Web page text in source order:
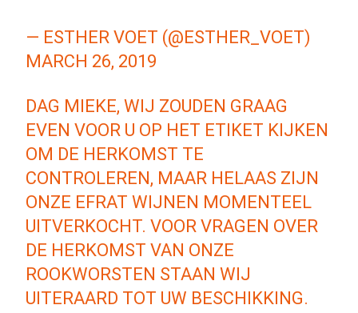
— ESTHER VOET (@ESTHER_VOET)
MARCH 26, 2019
DAG MIEKE, WIJ ZOUDEN GRAAG
EVEN VOOR U OP HET ETIKET KIJKEN
OM DE HERKOMST TE
CONTROLEREN, MAAR HELAAS ZIJN
ONZE EFRAT WIJNEN MOMENTEEL
UITVERKOCHT. VOOR VRAGEN OVER
DE HERKOMST VAN ONZE
ROOKWORSTEN STAAN WIJ
UITERAARD TOT UW BESCHIKKING.